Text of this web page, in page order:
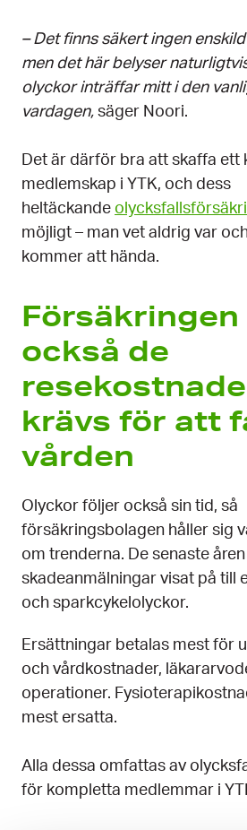
– Det finns säkert ingen
men det här belyser
olyckor inträffar mitt i den
vardagen, säger Noori.
Det är därför bra att skaffa ett
medlemskap i YTK, och dess
heltäckande
möjligt – man vet aldrig var
kommer att hända.
också de
krävs för att
vården
Olyckor följer också sin tid, så
försäkringsbolagen håller sig
om trenderna. De senaste
skadeanmälningar visat på till
och sparkcykelolyckor.
Ersättningar betalas mest för
och vårdkostnader,
operationer.
mest ersatta.
Alla dessa omfattas av
för kompletta medlemmar i